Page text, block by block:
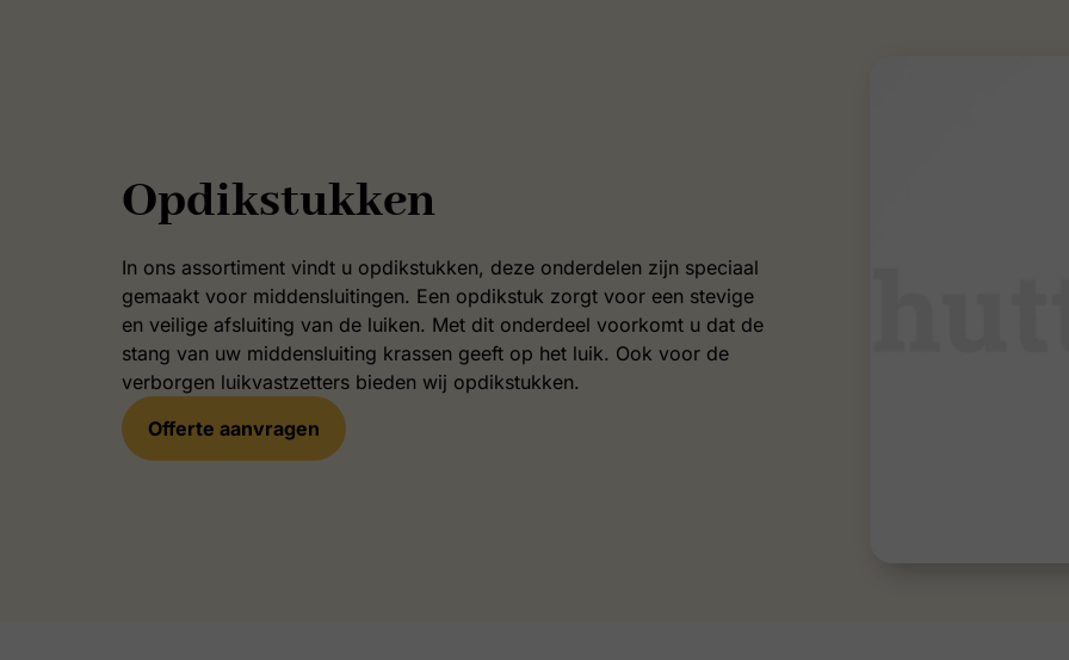
Opdikstukken
In ons assortiment vindt u opdikstukken, deze onderdelen zijn speciaal
gemaakt voor middensluitingen. Een opdikstuk zorgt voor een stevige
en veilige afsluiting van de luiken. Met dit onderdeel voorkomt u dat de
stang van uw middensluiting krassen geeft op het luik. Ook voor de
verborgen luikvastzetters bieden wij opdikstukken.
Offerte aanvragen